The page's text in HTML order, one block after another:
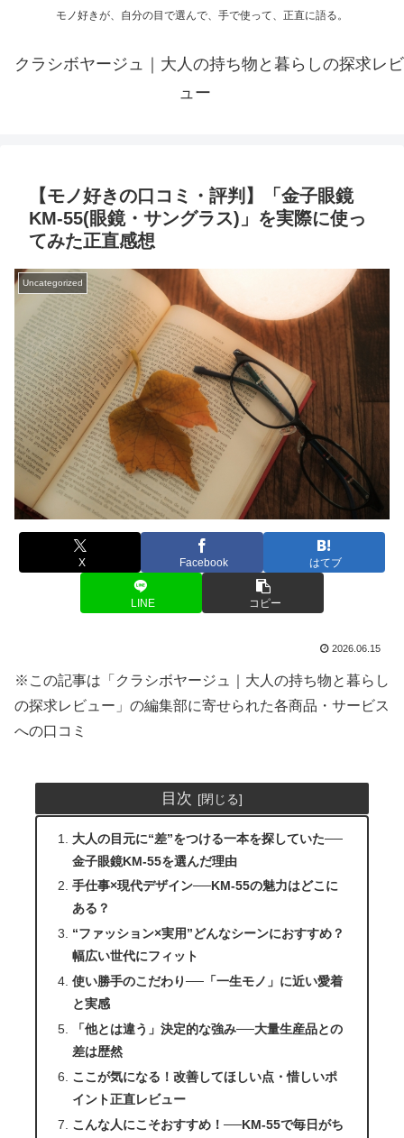
モノ好きが、自分の目で選んで、手で使って、正直に語る。
クラシボヤージュ｜大人の持ち物と暮らしの探求レビ
ュー
【モノ好きの口コミ・評判】「金子眼鏡
KM-55(眼鏡・サングラス)」を実際に使っ
てみた正直感想
Uncategorized
X Facebook はてブ
LINE コピー
2026.06.15
※この記事は「クラシボヤージュ｜大人の持ち物と暮らし
の探求レビュー」の編集部に寄せられた各商品・サービス
への口コミ
目次
大人の目元に“差”をつける一本を探していた──
金子眼鏡KM-55を選んだ理由
手仕事×現代デザイン──KM-55の魅力はどこに
ある？
“ファッション×実用”どんなシーンにおすすめ？
幅広い世代にフィット
使い勝手のこだわり──「一生モノ」に近い愛着
と実感
「他とは違う」決定的な強み──大量生産品との
差は歴然
ここが気になる！改善してほしい点・惜しいポ
イント正直レビュー
こんな人にこそおすすめ！──KM-55で毎日がち